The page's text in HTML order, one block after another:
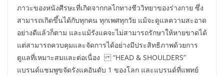
ภาวะของหนังศีรษะที่เกิดจากกลไกทางชีววิทยาของร่างกาย ซึ่ง
สามารถเกิดขึ้นได้กับทุกคน ทุกเพศทุกวัย แม้จะดูแลความสะอาด
อย่างดีแล้วก็ตาม และแม้รังแคจะไม่สามารถรักษาให้หายขาดได้
แต่สามารถควบคุมและจัดการได้อย่างมีประสิทธิภาพด้วยการ
ดูแลที่เหมาะสมและต่อเนื่อง “HEAD & SHOULDERS”
แบรนด์แชมพูขจัดรังแคอันดับ 1 ของโลก และแบรนด์ที่แพทย์